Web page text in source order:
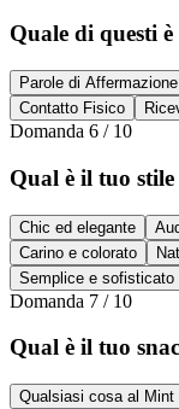
Quale di questi
Parole di Affermazione
Contatto Fisico
Domanda 6 / 10
Qual è il tuo stile
Chic ed elegante
Carino e colorato
Semplice e sofisticato
Domanda 7 / 10
Qual è il tuo
Qualsiasi cosa al Mint